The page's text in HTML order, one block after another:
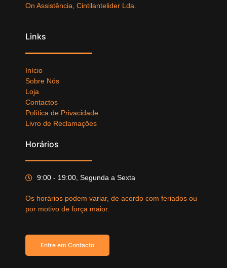
On Assistência, Cintilantelider Lda.
Links
Início
Sobre Nós
Loja
Contactos
Política de Privacidade
Livro de Reclamações
Horários
9:00 - 19:00, Segunda a Sexta
Os horários podem variar, de acordo com feriados ou
por motivo de força maior.
Entre em Contacto